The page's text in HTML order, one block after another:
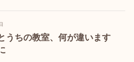
うちの教室、何が違います